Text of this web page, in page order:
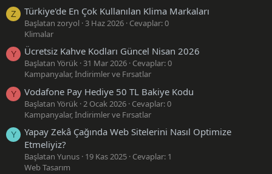
Z Türkiye'de En Çok Kullanılan Klima Markaları
Başlatan zoryol 3 Haz 2026 Cevaplar: 0
Klimalar
Y Ücretsiz Kahve Kodları Güncel Nisan 2026
Başlatan Yörük 31 Mar 2026 Cevaplar: 0
Kampanyalar, İndirimler ve Fırsatlar
Y Vodafone Pay Hediye 50 TL Bakiye Kodu
Başlatan Yörük 2 Ocak 2026 Cevaplar: 0
Kampanyalar, İndirimler ve Fırsatlar
Y
Yapay Zekâ Çağında Web Sitelerini Nasıl Optimize
Etmeliyiz?
Başlatan Yunus 19 Kas 2025 Cevaplar: 1
Web Tasarım